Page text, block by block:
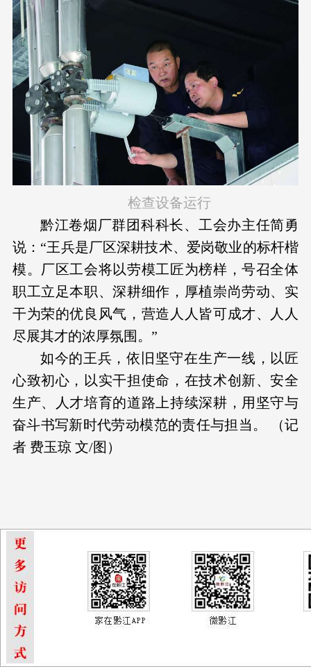
检查设备运行
黔江卷烟厂群团科科长、工会办主任简勇
说：“王兵是厂区深耕技术、爱岗敬业的标杆楷
模。厂区工会将以劳模工匠为榜样，号召全体
职工立足本职、深耕细作，厚植崇尚劳动、实
干为荣的优良风气，营造人人皆可成才、人人
尽展其才的浓厚氛围。”
如今的王兵，依旧坚守在生产一线，以匠
心致初心，以实干担使命，在技术创新、安全
生产、人才培育的道路上持续深耕，用坚守与
奋斗书写新时代劳动模范的责任与担当。 （记
者 费玉琼 文/图）